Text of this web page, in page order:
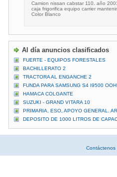
Camion nissan cabstar 110. año
caja frigorifica equipo carrier
Color Blanco
Al día anuncios clasificados
FUERTE - EQUIPOS FORESTALES
BACHILLERATO 2
TRACTORA AL ENGANCHE 2
FUNDA PARA SAMSUNG S4 I9500
HAMACA COLGANTE
SUZUKI - GRAND VITARA 10
PRIMARIA, ESO, APOYO GENERAL.
DEPOSITO DE 1000 LITROS DE
Contáctenos